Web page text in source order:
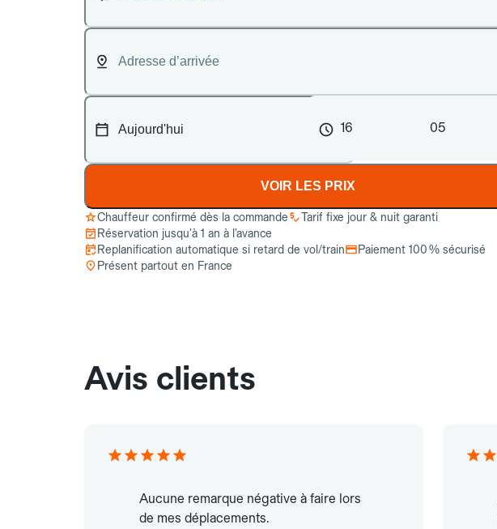
16 05
VOIR LES PRIX
Chauffeur confirmé dès la commande
Tarif fixe jour & nuit garanti
Réservation jusqu’à 1 an à l’avance
Replanification automatique si retard de vol/train
Paiement 100 % sécurisé
Présent partout en France
Avis clients
Aucune remarque négative à faire lors
de mes déplacements.